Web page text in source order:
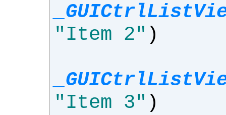
"Item 2" )
"Item 3" )